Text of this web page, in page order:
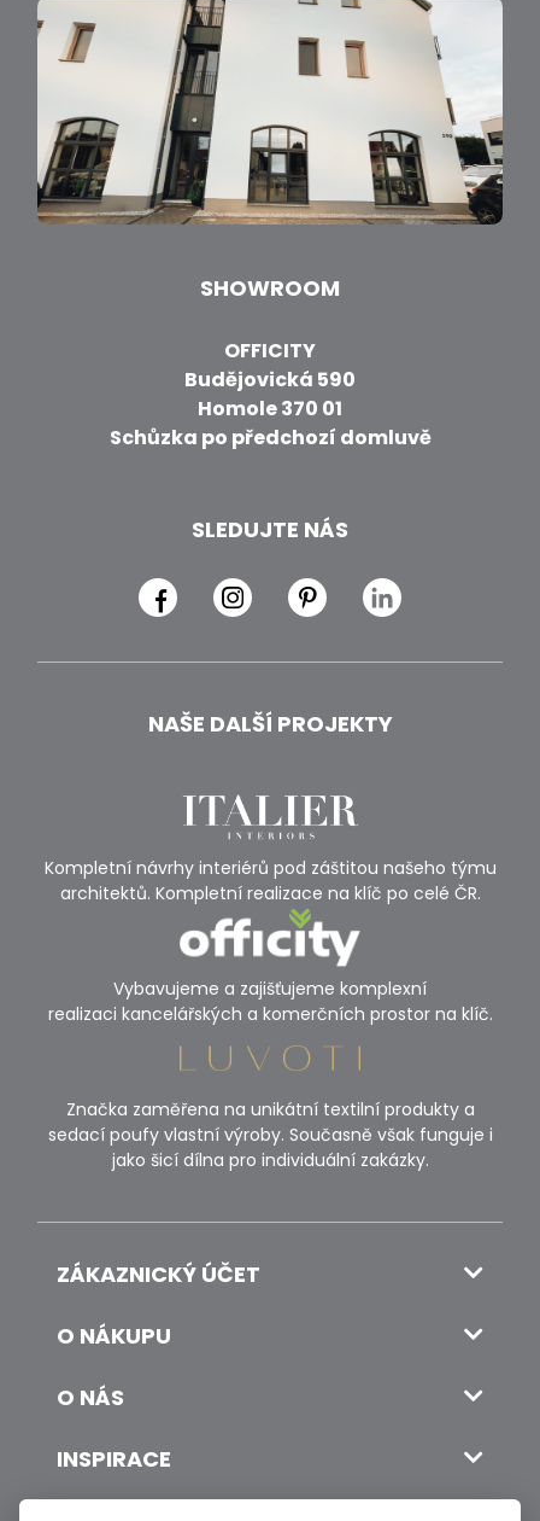
SHOWROOM
OFFICITY
Budějovická 590
Homole 370 01
Schůzka po předchozí domluvě
SLEDUJTE NÁS
NAŠE DALŠÍ PROJEKTY
Kompletní návrhy interiérů pod záštitou našeho týmu
architektů. Kompletní realizace na klíč po celé ČR.
Vybavujeme a zajišťujeme komplexní
realizaci kancelářských a komerčních prostor na klíč.
Značka zaměřena na unikátní textilní produkty a
sedací poufy vlastní výroby. Současně však funguje i
jako šicí dílna pro individuální zakázky.
ZÁKAZNICKÝ ÚČET
O NÁKUPU
O NÁS
INSPIRACE